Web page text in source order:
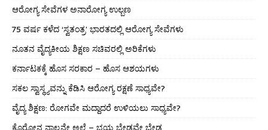
ಆರೋಗ್ಯ ಸೇವೆಗಳ ಅನಾರೋಗ್ಯ ಉಲ್ಬಣ
75 ವರ್ಷ ಕಳೆದ ‘ಸ್ವತಂತ್ರ’ ಭಾರತದಲ್ಲಿ ಆರೋಗ್ಯ ಸೇವೆಗಳು
ನೂತನ ವೈದ್ಯಕೀಯ ಶಿಕ್ಷಣ ಸಚಿವರಲ್ಲಿ ಅರಿಕೆಗಳು
ಕರ್ನಾಟಕಕ್ಕೆ ಹೊಸ ಸರಕಾರ – ಹೊಸ ಆಶಯಗಳು
ಸಕಲ ಸ್ವಾಸ್ಥ್ಯವನ್ನು ಕೆಡಿಸಿ ಆರೋಗ್ಯ ರಕ್ಷಣೆ ಸಾಧ್ಯವೇ?
ವೈದ್ಯ ಶಿಕ್ಷಣ: ರೋಗವೇ ಮದ್ದಾದರೆ ಉಳಿಯಲು ಸಾಧ್ಯವೇ?